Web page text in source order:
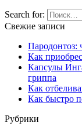
Search for:
Свежие записи
Пародонтоз:
Как
Капсулы
гриппа
Как
Как быстро
Рубрики